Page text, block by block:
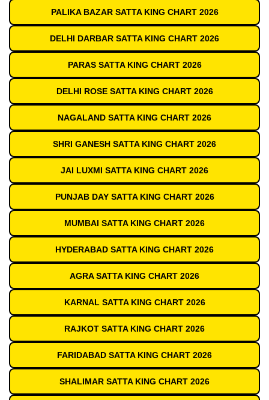
PALIKA BAZAR SATTA KING CHART 2026
DELHI DARBAR SATTA KING CHART 2026
PARAS SATTA KING CHART 2026
DELHI ROSE SATTA KING CHART 2026
NAGALAND SATTA KING CHART 2026
SHRI GANESH SATTA KING CHART 2026
JAI LUXMI SATTA KING CHART 2026
PUNJAB DAY SATTA KING CHART 2026
MUMBAI SATTA KING CHART 2026
HYDERABAD SATTA KING CHART 2026
AGRA SATTA KING CHART 2026
KARNAL SATTA KING CHART 2026
RAJKOT SATTA KING CHART 2026
FARIDABAD SATTA KING CHART 2026
SHALIMAR SATTA KING CHART 2026